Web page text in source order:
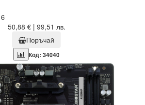
50,88 € | 99,51 лв.
Поръчай
Код: 34040